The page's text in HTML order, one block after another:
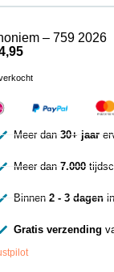
– 759 2026
Meer dan30+ jaar
Meer dan7.000
Binnen2 - 3 dagen
Gratis verzending